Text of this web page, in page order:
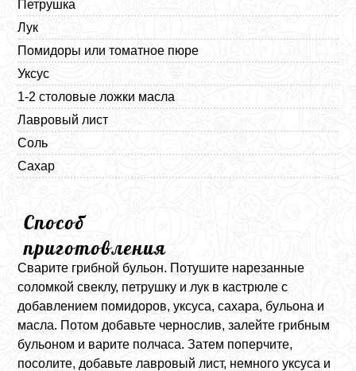
Петрушка
Лук
Помидоры или томатное пюре
Уксус
1-2 столовые ложки масла
Лавровый лист
Соль
Сахар
Способ
приготовления
Сварите грибной бульон. Потушите нарезанные
соломкой свеклу, петрушку и лук в кастрюле с
добавлением помидоров, уксуса, сахара, бульона и
масла. Потом добавьте чернослив, залейте грибным
бульоном и варите полчаса. Затем поперчите,
посолите, добавьте лавровый лист, немного уксуса и